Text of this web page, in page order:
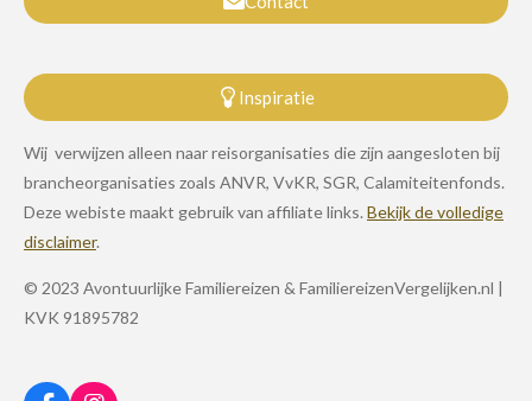
Inspiratie
Wij verwijzen alleen naar reisorganisaties die zijn aangesloten bij
brancheorganisaties zoals ANVR, VvKR, SGR, Calamiteitenfonds.
Deze webiste maakt gebruik van affiliate links. Bekijk de volledige
disclaimer.
© 2023 Avontuurlijke Familiereizen & FamiliereizenVergelijken.nl |
KVK 91895782